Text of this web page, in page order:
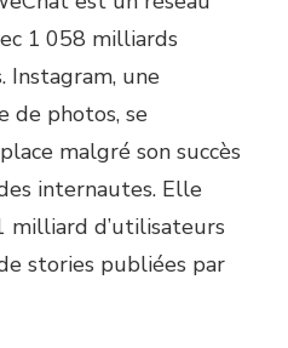
1 058 milliards
Instagram, une
de photos, se
malgré son succès
internautes. Elle
milliard d’utilisateurs
stories publiées par